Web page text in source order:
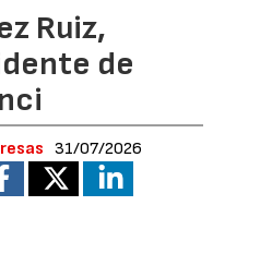
Ruiz,
de
31/07/2026